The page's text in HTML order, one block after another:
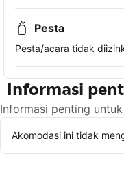
Pesta
Pesta/acara tidak
Informasi
Informasi penting
Akomodasi ini tidak